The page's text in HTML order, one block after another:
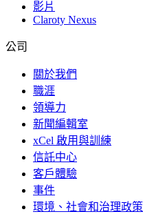
影片
Claroty Nexus
公司
關於我們
職涯
領導力
新聞編輯室
xCel 啟用與訓練
信託中心
客戶體驗
事件
環境、社會和治理政策